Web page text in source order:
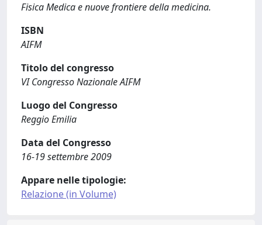
Fisica Medica e nuove frontiere della medicina.
ISBN
AIFM
Titolo del congresso
VI Congresso Nazionale AIFM
Luogo del Congresso
Reggio Emilia
Data del Congresso
16-19 settembre 2009
Appare nelle tipologie:
Relazione (in Volume)